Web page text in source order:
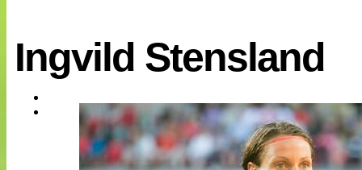
Landslaget
EM 2013
Internationellt
Arkiv
Bloggar
Webb-TV
Ingvild Stensland